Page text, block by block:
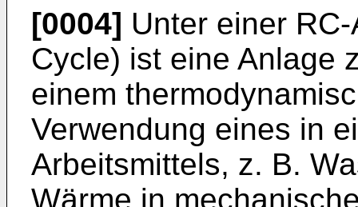
[0004] Unter einer
Cycle) ist eine Anlage
einem
Verwendung eines in
Arbeitsmittels, z. B.
Wärme in